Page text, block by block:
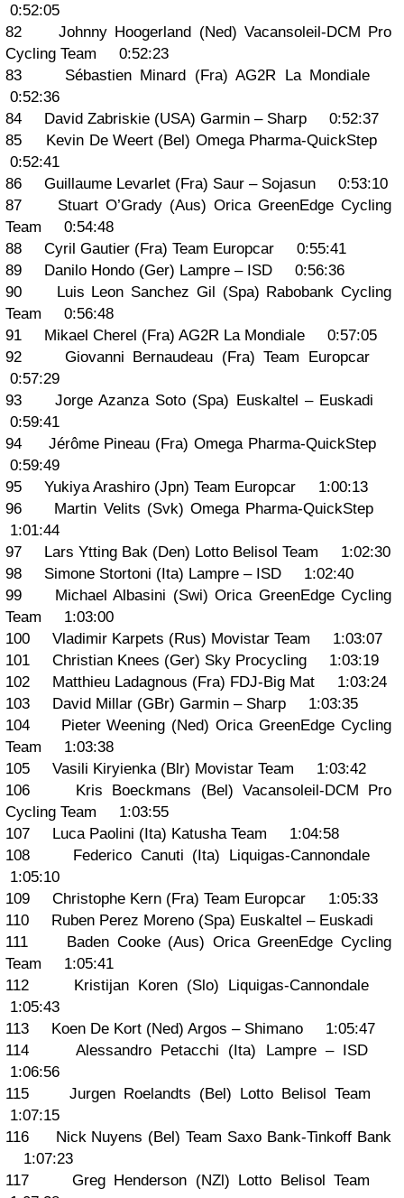
0:52:05
82 Johnny Hoogerland (Ned) Vacansoleil-DCM Pro
Cycling Team 0:52:23
83 Sébastien Minard (Fra) AG2R La Mondiale
0:52:36
84 David Zabriskie (USA) Garmin – Sharp 0:52:37
85 Kevin De Weert (Bel) Omega Pharma-QuickStep
0:52:41
86 Guillaume Levarlet (Fra) Saur – Sojasun 0:53:10
87 Stuart O’Grady (Aus) Orica GreenEdge Cycling
Team 0:54:48
88 Cyril Gautier (Fra) Team Europcar 0:55:41
89 Danilo Hondo (Ger) Lampre – ISD 0:56:36
90 Luis Leon Sanchez Gil (Spa) Rabobank Cycling
Team 0:56:48
91 Mikael Cherel (Fra) AG2R La Mondiale 0:57:05
92 Giovanni Bernaudeau (Fra) Team Europcar
0:57:29
93 Jorge Azanza Soto (Spa) Euskaltel – Euskadi
0:59:41
94 Jérôme Pineau (Fra) Omega Pharma-QuickStep
0:59:49
95 Yukiya Arashiro (Jpn) Team Europcar 1:00:13
96 Martin Velits (Svk) Omega Pharma-QuickStep
1:01:44
97 Lars Ytting Bak (Den) Lotto Belisol Team 1:02:30
98 Simone Stortoni (Ita) Lampre – ISD 1:02:40
99 Michael Albasini (Swi) Orica GreenEdge Cycling
Team 1:03:00
100 Vladimir Karpets (Rus) Movistar Team 1:03:07
101 Christian Knees (Ger) Sky Procycling 1:03:19
102 Matthieu Ladagnous (Fra) FDJ-Big Mat 1:03:24
103 David Millar (GBr) Garmin – Sharp 1:03:35
104 Pieter Weening (Ned) Orica GreenEdge Cycling
Team 1:03:38
105 Vasili Kiryienka (Blr) Movistar Team 1:03:42
106 Kris Boeckmans (Bel) Vacansoleil-DCM Pro
Cycling Team 1:03:55
107 Luca Paolini (Ita) Katusha Team 1:04:58
108 Federico Canuti (Ita) Liquigas-Cannondale
1:05:10
109 Christophe Kern (Fra) Team Europcar 1:05:33
110 Ruben Perez Moreno (Spa) Euskaltel – Euskadi
111 Baden Cooke (Aus) Orica GreenEdge Cycling
Team 1:05:41
112 Kristijan Koren (Slo) Liquigas-Cannondale
1:05:43
113 Koen De Kort (Ned) Argos – Shimano 1:05:47
114 Alessandro Petacchi (Ita) Lampre – ISD
1:06:56
115 Jurgen Roelandts (Bel) Lotto Belisol Team
1:07:15
116 Nick Nuyens (Bel) Team Saxo Bank-Tinkoff Bank
1:07:23
117 Greg Henderson (NZl) Lotto Belisol Team